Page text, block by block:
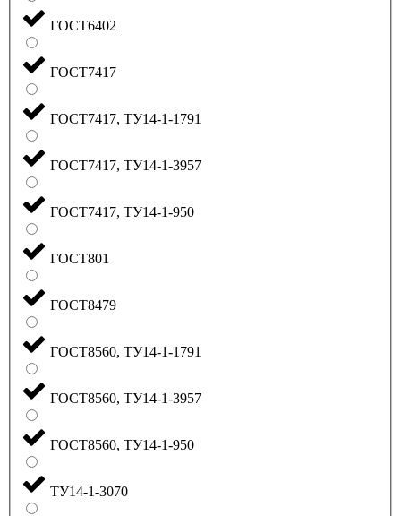
ГОСТ6402
ГОСТ7417
ГОСТ7417, ТУ14-1-1791
ГОСТ7417, ТУ14-1-3957
ГОСТ7417, ТУ14-1-950
ГОСТ801
ГОСТ8479
ГОСТ8560, ТУ14-1-1791
ГОСТ8560, ТУ14-1-3957
ГОСТ8560, ТУ14-1-950
ТУ14-1-3070